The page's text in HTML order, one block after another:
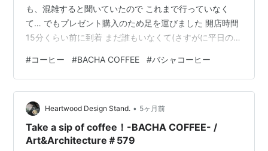
も、混雑すると聞いていたので これまで行っていなく
て… でもプレゼント購入のため足を運びました 開店時間
15分くらい前に到着 まだ誰もいなくて(さすがに平日の朝
近くのアンテナショップへ。 ひとしきり涼み、開店2~3
分前に戻ると行列！失敗したぁ～💦 お店の方に伺ってみ
ると、レストランでお食事の方は整理券をお渡ししてい
るそうで 1階のコーヒーブティックは券は必要なく、列に
並んで待っているシステム(よかった…) 各商品の前にド
リッ…
#コーヒー #BACHA COFFEE #バシャコーヒー
Heartwood Design Stand. • 5ヶ月前
Take a sip of coffee！-BACHA COFFEE- /
Art&Architecture＃579